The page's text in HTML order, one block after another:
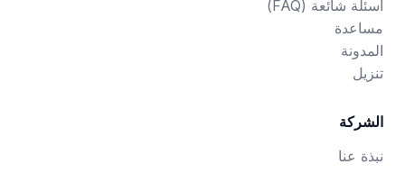
أسئلة شائعة (FAQ)
مساعدة
المدونة
تنزيل
الشركة
نبذة عنا